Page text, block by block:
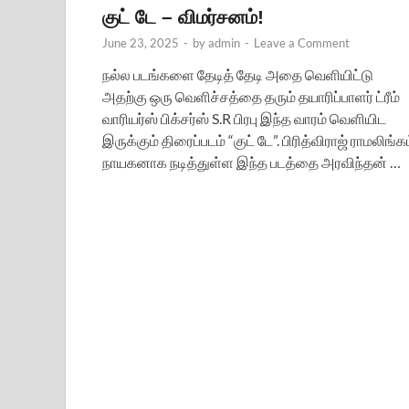
குட் டே – விமர்சனம்!
June 23, 2025 - byadmin - Leave a Comment
நல்ல படங்களை தேடித் தேடி அதை வெளியிட்டு
அதற்கு ஒரு வெளிச்சத்தை தரும் தயாரிப்பாளர் ட்ரீம்
வாரியர்ஸ் பிக்சர்ஸ் S.R பிரபு இந்த வாரம் வெளியிட
இருக்கும் திரைப்படம் “குட் டே”. பிரித்விராஜ்
நாயகனாக நடித்துள்ள இந்த படத்தை அரவிந்தன் …